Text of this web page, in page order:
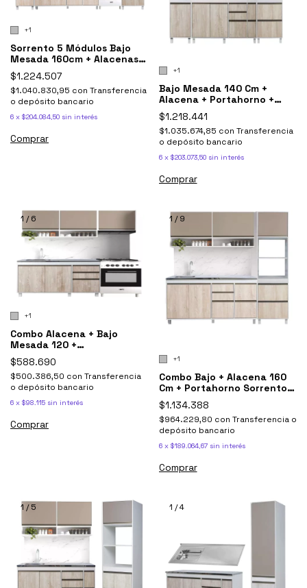
+1
Sorrento 5 Módulos Bajo
Mesada 160cm + Alacenas
+tolva Y Torre
$1.224.507
$1.040.830,95 con Transferencia
o depósito bancario
6 x $204.084,50 sin interés
Comprar
+1
Bajo Mesada 140 Cm +
Alacena + Portahorno +
Tolva Sorrento
$1.218.441
$1.035.674,85 con Transferencia
o depósito bancario
6 x $203.073,50 sin interés
Comprar
1 /6
+1
Combo Alacena + Bajo
Mesada 120 +
Sobrepurificador Sorrento
$588.690
$500.386,50 con Transferencia
o depósito bancario
6 x $98.115 sin interés
Comprar
1 /9
+1
Combo Bajo + Alacena 160
Cm + Portahorno Sorrento
Ricchezze
$1.134.388
$964.229,80 con Transferencia o
depósito bancario
6 x $189.064,67 sin interés
Comprar
1 /5 1 /4